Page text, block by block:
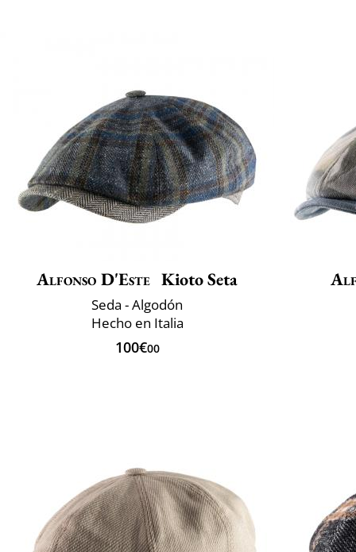
Alfonso D'Este Kioto Seta
Seda - Algodón
Hecho en Italia
100€00